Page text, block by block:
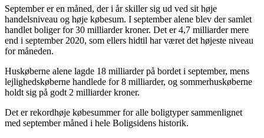
September er en måned, der i år skiller sig ud ved sit høje
handelsniveau og høje købesum. I september alene blev der samlet
handlet boliger for 30 milliarder kroner. Det er 4,7 milliarder mere
end i september 2020, som ellers hidtil har været det højeste niveau
for måneden.
Huskøberne alene lagde 18 milliarder på bordet i september, mens
lejlighedskøberne handlede for 8 milliarder, og sommerhuskøberne
holdt sig på godt 2 milliarder kroner.
Det er rekordhøje købesummer for alle boligtyper sammenlignet
med september måned i hele Boligsidens historik.